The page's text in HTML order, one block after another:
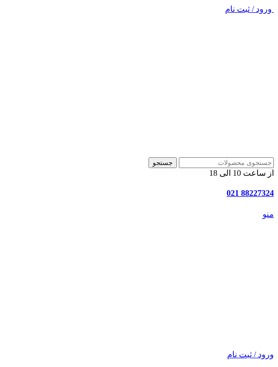
ورود / ثبت نام
جستجو
از ساعت 10 الی 18
88227324 021
منو
ورود / ثبت نام